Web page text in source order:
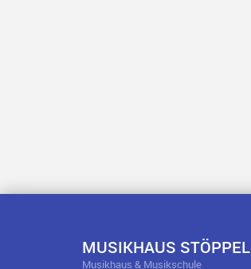
MUSIKHAUS STÖPPEL
Musikhaus & Musikschule